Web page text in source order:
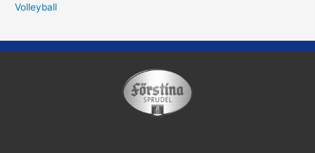
Volleyball